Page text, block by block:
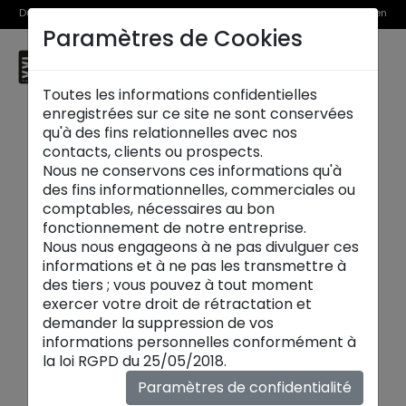
Du 1er au 31 août, découvrez >> nos Offres Spéciales et l’Offre Reprise en
magasin
Buffets:
buffets contemporains, conçus
Paramètres de Cookies
Toutes les informations confidentielles
enregistrées sur ce site ne sont conservées
qu'à des fins relationnelles avec nos
contacts, clients ou prospects.
Nous ne conservons ces informations qu'à
des fins informationnelles, commerciales ou
comptables, nécessaires au bon
fonctionnement de notre entreprise.
Nous nous engageons à ne pas divulguer ces
informations et à ne pas les transmettre à
des tiers ; vous pouvez à tout moment
exercer votre droit de rétractation et
demander la suppression de vos
informations personnelles conformément à
la loi RGPD du 25/05/2018.
Paramètres de confidentialité